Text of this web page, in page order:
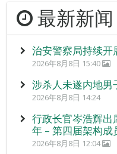
最新新闻
治安警察局持续开
2026年8月8日 15:40
涉杀人未遂内地男
2026年8月8日 14:24
行政长官岑浩辉出
年 – 第四届架构成
2026年8月8日 12:04